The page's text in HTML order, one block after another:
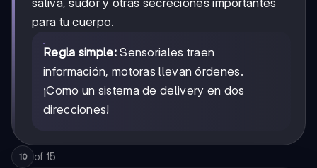
saliva, sudor y otras secreciones importantes
para tu cuerpo.
Regla simple:Sensoriales traen
información, motoras llevan órdenes.
¡Como un sistema de delivery en dos
direcciones!
10 of 15